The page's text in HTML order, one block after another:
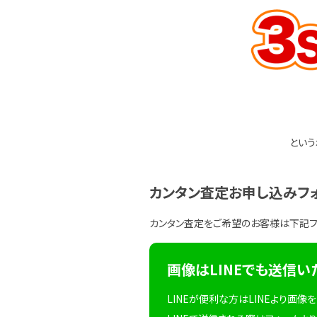
とい
カンタン査定お申し込みフ
カンタン査定をご希望のお客様は下記
画像はLINEでも送信い
LINEが便利な方はLINEより画像を